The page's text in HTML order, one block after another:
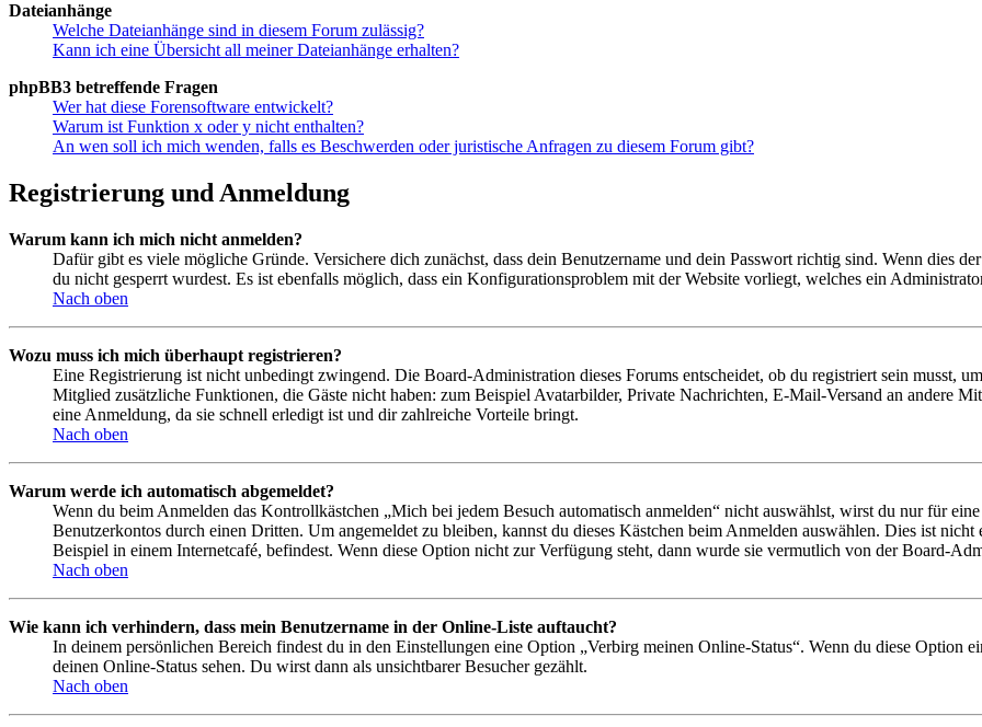
Dateianhänge
Welche Dateianhänge sind in diesem Forum zulässig?
Kann ich eine Übersicht all meiner Dateianhänge erhalten?
phpBB3 betreffende Fragen
Wer hat diese Forensoftware entwickelt?
Warum ist Funktion x oder y nicht enthalten?
An wen soll ich mich wenden, falls es Beschwerden oder juristische Anfragen zu diesem Forum gibt?
Registrierung und Anmeldung
Warum kann ich mich nicht anmelden?
Dafür gibt es viele mögliche Gründe. Versichere dich zunächst, dass dein Benutzername und dein Passwort richtig sind. Wenn dies
du nicht gesperrt wurdest. Es ist ebenfalls möglich, dass ein Konfigurationsproblem mit der Website vorliegt, welches ein
Nach oben
Wozu muss ich mich überhaupt registrieren?
Eine Registrierung ist nicht unbedingt zwingend. Die Board-Administration dieses Forums entscheidet, ob du registriert sein musst,
Mitglied zusätzliche Funktionen, die Gäste nicht haben: zum Beispiel Avatarbilder, Private Nachrichten, E-Mail-Versand an andere
eine Anmeldung, da sie schnell erledigt ist und dir zahlreiche Vorteile bringt.
Nach oben
Warum werde ich automatisch abgemeldet?
Wenn du beim Anmelden das Kontrollkästchen „Mich bei jedem Besuch automatisch anmelden“ nicht auswählst, wirst du nur für
Benutzerkontos durch einen Dritten. Um angemeldet zu bleiben, kannst du dieses Kästchen beim Anmelden auswählen. Dies ist
Beispiel in einem Internetcafé, befindest. Wenn diese Option nicht zur Verfügung steht, dann wurde sie vermutlich von der Board-
Nach oben
Wie kann ich verhindern, dass mein Benutzername in der Online-Liste auftaucht?
In deinem persönlichen Bereich findest du in den Einstellungen eine Option „Verbirg meinen Online-Status“. Wenn du diese Option
deinen Online-Status sehen. Du wirst dann als unsichtbarer Besucher gezählt.
Nach oben